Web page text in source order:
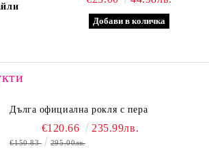
Дълга официална рокля с пера
€120.66 235.99лв.
€150.83 295.00лв.